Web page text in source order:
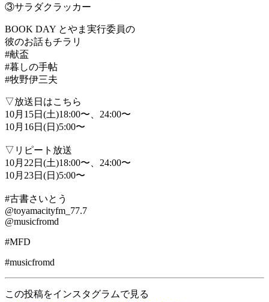
③サラダクラッカー
BOOK DAY とやま実行委員の
彼のお話もチラリ
#献盃
#暮しの手帖
#牧野伊三夫
▽放送日はこちら
10月15日(土)18:00〜、24:00〜
10月16日(日)5:00〜
▽リピート放送
10月22日(土)18:00〜、24:00〜
10月23日(日)5:00〜
#古書さいとう
@toyamacityfm_77.7
@musicfromd
#MFD
#musicfromd
この投稿をインスタグラムで見る